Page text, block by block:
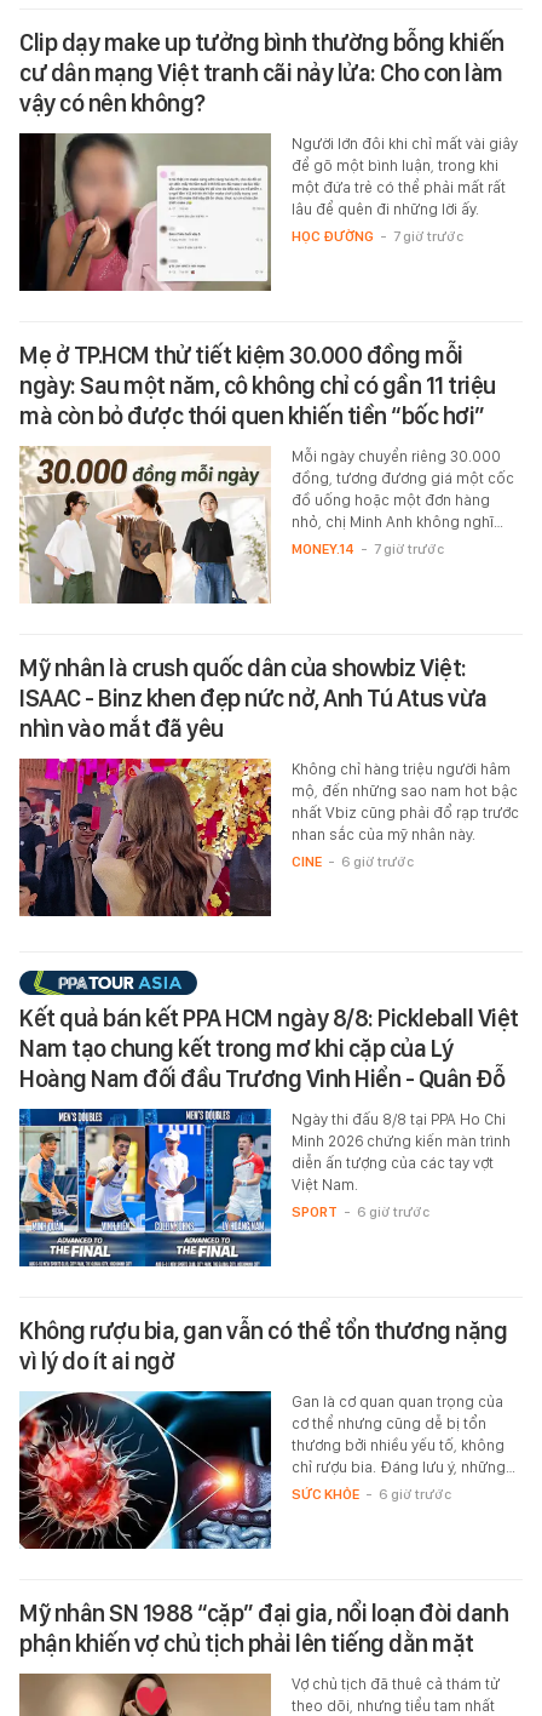
Clip dạy make up tưởng bình thường bỗng khiến
cư dân mạng Việt tranh cãi nảy lửa: Cho con làm
vậy có nên không?
Người lớn đôi khi chỉ mất vài giây
để gõ một bình luận, trong khi
một đứa trẻ có thể phải mất rất
lâu để quên đi những lời ấy.
HỌC ĐƯỜNG - 7 giờ trước
Mẹ ở TP.HCM thử tiết kiệm 30.000 đồng mỗi
ngày: Sau một năm, cô không chỉ có gần 11 triệu
mà còn bỏ được thói quen khiến tiền “bốc hơi”
Mỗi ngày chuyển riêng 30.000
đồng, tương đương giá một cốc
đồ uống hoặc một đơn hàng
nhỏ, chị Minh Anh không nghĩ…
MONEY.14 - 7 giờ trước
Mỹ nhân là crush quốc dân của showbiz Việt:
ISAAC - Binz khen đẹp nức nở, Anh Tú Atus vừa
nhìn vào mắt đã yêu
Không chỉ hàng triệu người hâm
mộ, đến những sao nam hot bậc
nhất Vbiz cũng phải đổ rạp trước
nhan sắc của mỹ nhân này.
CINE - 6 giờ trước
Kết quả bán kết PPA HCM ngày 8/8: Pickleball Việt
Nam tạo chung kết trong mơ khi cặp của Lý
Hoàng Nam đối đầu Trương Vinh Hiển - Quân Đỗ
Ngày thi đấu 8/8 tại PPA Ho Chi
Minh 2026 chứng kiến màn trình
diễn ấn tượng của các tay vợt
Việt Nam.
SPORT - 6 giờ trước
Không rượu bia, gan vẫn có thể tổn thương nặng
vì lý do ít ai ngờ
Gan là cơ quan quan trọng của
cơ thể nhưng cũng dễ bị tổn
thương bởi nhiều yếu tố, không
chỉ rượu bia. Đáng lưu ý, những…
SỨC KHỎE - 6 giờ trước
Mỹ nhân SN 1988 “cặp” đại gia, nổi loạn đòi danh
phận khiến vợ chủ tịch phải lên tiếng dằn mặt
Vợ chủ tịch đã thuê cả thám tử
theo dõi, nhưng tiểu tam nhất